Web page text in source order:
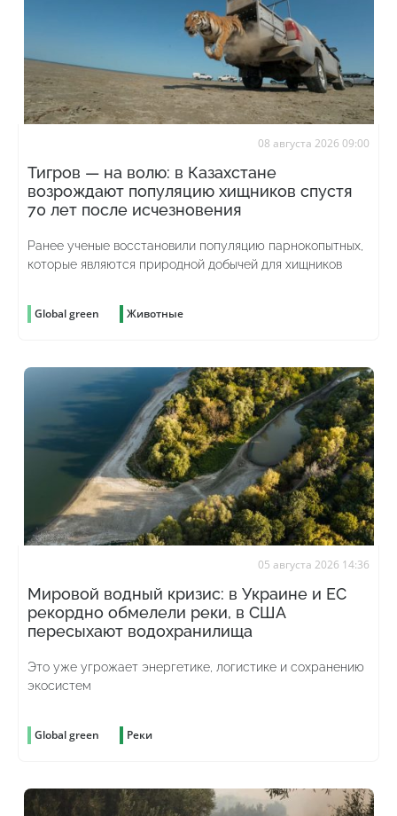
08 августа 2026 09:00
Тигров — на волю: в Казахстане
возрождают популяцию хищников спустя
70 лет после исчезновения
Ранее ученые восстановили популяцию парнокопытных,
которые являются природной добычей для хищников
Global green Животные
05 августа 2026 14:36
Мировой водный кризис: в Украине и ЕС
рекордно обмелели реки, в США
пересыхают водохранилища
Это уже угрожает энергетике, логистике и сохранению
экосистем
Global green Реки